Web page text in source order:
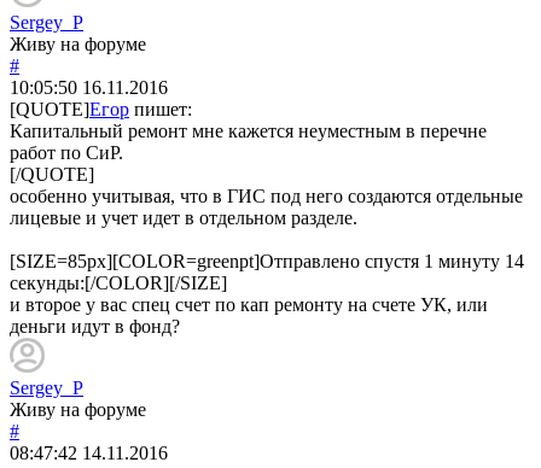
Sergey_P
Живу на форуме
#
10:05:50 16.11.2016
[QUOTE]Егор пишет:
Капитальный ремонт мне кажется неуместным в перечне
работ по СиР.
[/QUOTE]
особенно учитывая, что в ГИС под него создаются отдельные
лицевые и учет идет в отдельном разделе.
[SIZE=85px][COLOR=greenpt]Отправлено спустя 1 минуту 14
секунды:[/COLOR][/SIZE]
и второе у вас спец счет по кап ремонту на счете УК, или
деньги идут в фонд?
Sergey_P
Живу на форуме
#
08:47:42 14.11.2016